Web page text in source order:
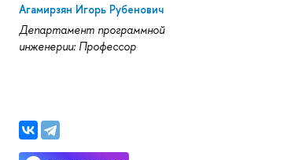
Агамирзян Игорь Рубенович
Департамент программной
инженерии: Профессор